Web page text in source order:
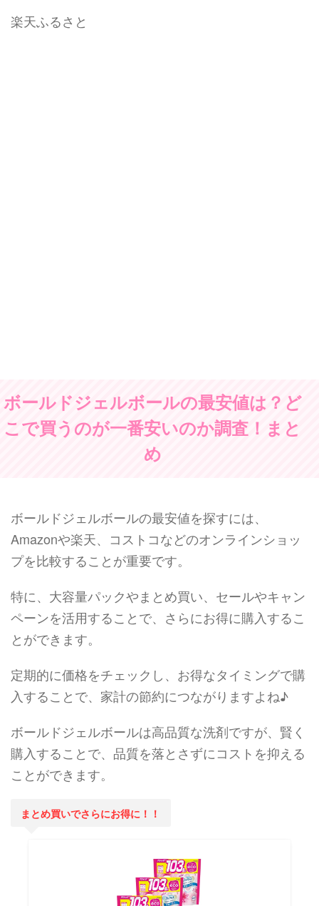
楽天ふるさと
ボールドジェルボールの最安値は？ど
こで買うのが一番安いのか調査！まと
め
ボールドジェルボールの最安値を探すには、
Amazonや楽天、コストコなどのオンラインショッ
プを比較することが重要です。
特に、大容量パックやまとめ買い、セールやキャン
ペーンを活用することで、さらにお得に購入するこ
とができます。
定期的に価格をチェックし、お得なタイミングで購
入することで、家計の節約につながりますよね♪
ボールドジェルボールは高品質な洗剤ですが、賢く
購入することで、品質を落とさずにコストを抑える
ことができます。
まとめ買いでさらにお得に！！